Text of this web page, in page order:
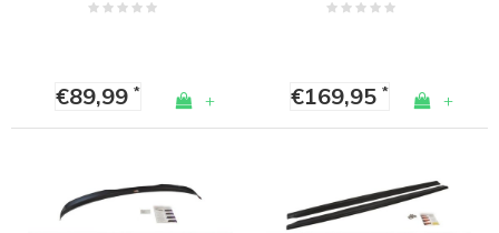
€89,99* + €169,95* +